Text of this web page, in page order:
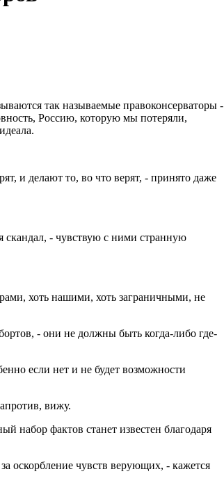
так называемые правоконсерваторы -
Россию, которую мы потеряли,
и делают то, во что верят, - принято даже
скандал, - чувствую с ними странную
хоть нашими, хоть заграничными, не
- они не должны быть когда-либо где-
если нет и не будет возможности
вижу.
набор фактов станет известен благодаря
оскорбление чувств верующих, - кажется